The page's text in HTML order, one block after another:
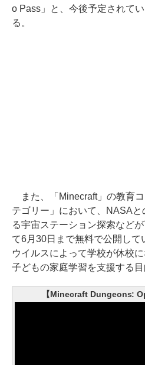
o Pass」と、今後予定されて
る。
また、「Minecraft」の教育
テゴリー」において、NASAと
る宇宙ステーション探索など
て6月30日まで無料で公開して
ウイルスによって学校が休校
子どもの家庭学習を支援する目
【Minecraft Dungeons: